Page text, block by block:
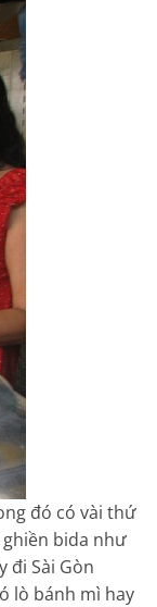
đó có vài thứ
bida như
đi Sài Gòn
lò bánh mì hay